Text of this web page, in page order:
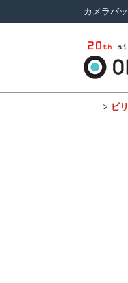
カメラバ
> ビ